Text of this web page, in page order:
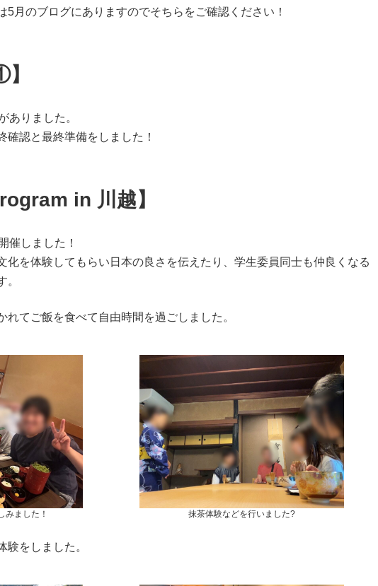
5月のブログにありますのでそちらをご確認ください！
ありました。
確認と最終準備をしました！
in 川越】
催しました！
化を体験してもらい日本の良さを伝えたり、学生委員同士も仲良くなる
。
れてご飯を食べて自由時間を過ごしました。
みました！ 抹茶体験などを行いました?
験をしました。